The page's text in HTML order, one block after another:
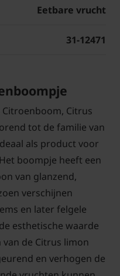
Eetbare vrucht
31-12471
Citrus
tot de familie van
als product voor
boompje heeft een
van glanzend,
verschijnen
en later felgele
esthetische waarde
de Citrus limon
en verhogen de